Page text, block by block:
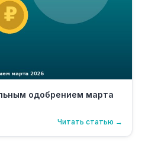
одобрением марта
Читать статью →